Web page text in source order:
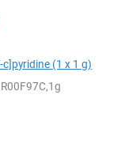
(1 x 1 g)
R00F97C,1g